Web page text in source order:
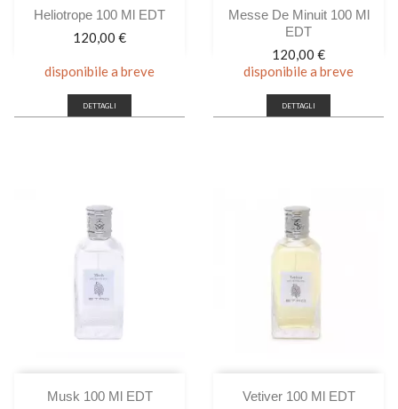
Heliotrope 100 Ml EDT
Prezzo
120,00 €
disponibile a breve
DETTAGLI
Messe De Minuit 100 Ml
EDT
Prezzo
120,00 €
disponibile a breve
DETTAGLI
Musk 100 Ml EDT Vetiver 100 Ml EDT